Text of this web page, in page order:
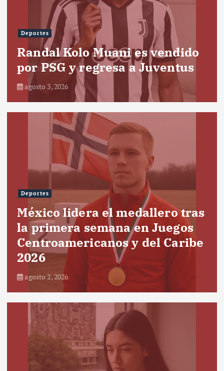
Deportes
Randal Kolo Muani es vendido
por PSG y regresa a Juventus
agosto 3, 2026
Deportes
México lidera el medallero tras
la primera semana en Juegos
Centroamericanos y del Caribe
2026
agosto 2, 2026